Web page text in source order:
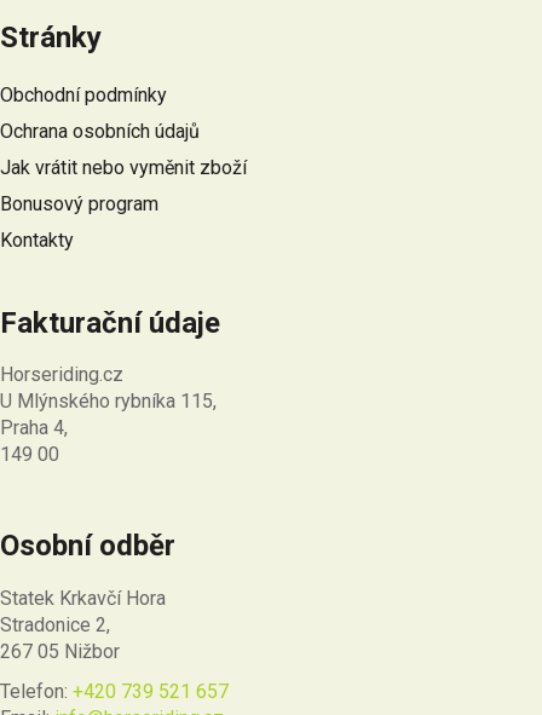
á
p
a
t
í
Stránky
Obchodní podmínky
Ochrana osobních údajů
Jak vrátit nebo vyměnit zboží
Bonusový program
Kontakty
Fakturační údaje
Horseriding.cz
U Mlýnského rybníka 115,
Praha 4,
149 00
Osobní odběr
Statek Krkavčí Hora
Stradonice 2,
267 05 Nižbor
Telefon: +420 739 521 657